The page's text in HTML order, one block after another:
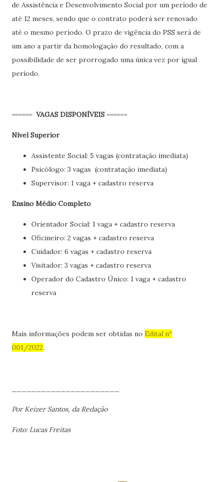
de Assistência e Desenvolvimento Social por um período de
até 12 meses, sendo que o contrato poderá ser renovado
até o mesmo período. O prazo de vigência do PSS será de
um ano a partir da homologação do resultado, com a
possibilidade de ser prorrogado uma única vez por igual
período.
====== VAGAS DISPONÍVEIS ======
Nível Superior
Assistente Social: 5 vagas (contratação imediata)
Psicólogo: 3 vagas (contratação imediata)
Supervisor: 1 vaga + cadastro reserva
Ensino Médio Completo
Orientador Social: 1 vaga + cadastro reserva
Oficineiro: 2 vagas + cadastro reserva
Cuidador: 6 vagas + cadastro reserva
Visitador: 3 vagas + cadastro reserva
Operador do Cadastro Único: 1 vaga + cadastro
reserva
Mais informações podem ser obtidas no Edital nº
001/2022.
Por Keizer Santos, da Redação
Foto: Lucas Freitas